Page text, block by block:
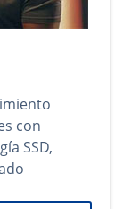
con
SSD,